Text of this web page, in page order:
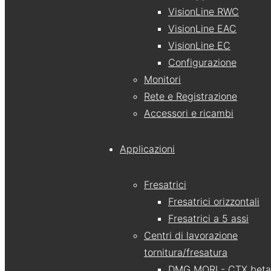
VisionLine RWC
VisionLine EAC
VisionLine EC
Configurazione
Monitori
Rete e Registrazione
Accessori e ricambi
Applicazioni
Fresatrici
Fresatrici orizzontali
Fresatrici a 5 assi
Centri di lavorazione
tornitura/fresatura